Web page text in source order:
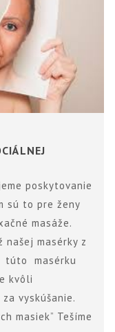
poskytovanie
sú to pre ženy
masáže.
našej masérky z
túto masérku
kvôli
vyskúšanie.
masiek” Tešíme